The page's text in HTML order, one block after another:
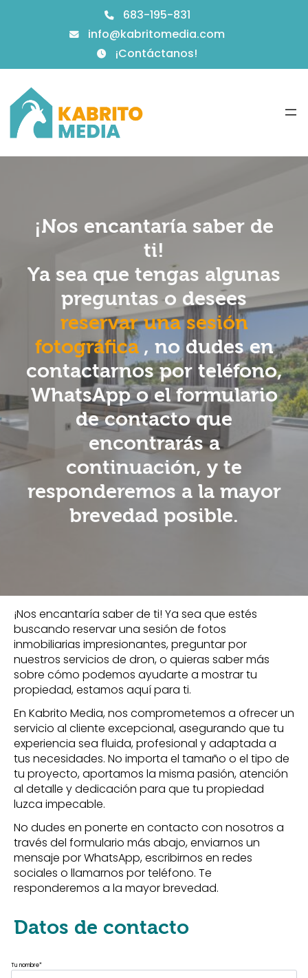
683-195-831
info@kabritomedia.com
¡Contáctanos!
¡Nos encantaría saber de
ti!
Ya sea que tengas algunas
preguntas o desees
reservar una sesión
fotográfica, no dudes en
contactarnos por teléfono,
WhatsApp o el formulario
de contacto que
encontrarás a
continuación, y te
responderemos a la mayor
brevedad posible.
¡Nos encantaría saber de ti! Ya sea que estés
buscando reservar una sesión de fotos
inmobiliarias impresionantes, preguntar por
nuestros servicios de dron, o quieras saber más
sobre cómo podemos ayudarte a mostrar tu
propiedad, estamos aquí para ti.
En Kabrito Media, nos comprometemos a ofrecer un
servicio al cliente excepcional, asegurando que tu
experiencia sea fluida, profesional y adaptada a
tus necesidades. No importa el tamaño o el tipo de
tu proyecto, aportamos la misma pasión, atención
al detalle y dedicación para que tu propiedad
luzca impecable.
No dudes en ponerte en contacto con nosotros a
través del formulario más abajo, enviarnos un
mensaje por WhatsApp, escribirnos en redes
sociales o llamarnos por teléfono. Te
responderemos a la mayor brevedad.
Datos de contacto
Tu nombre*